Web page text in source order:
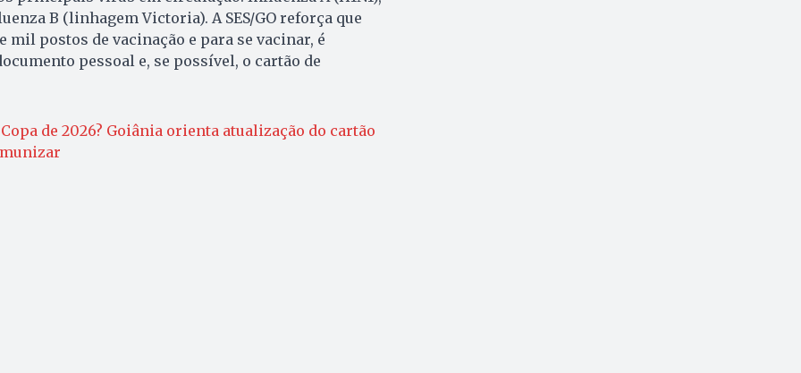
B (linhagem Victoria). A SES/GO reforça que
mil postos de vacinação e para se vacinar, é
pessoal e, se possível, o cartão de
de 2026? Goiânia orienta atualização do cartão